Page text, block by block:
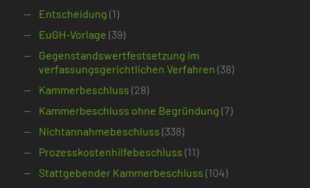
Entscheidung (1)
EuGH-Vorlage (39)
Gegenstandswertfestsetzung im
verfassungsgerichtlichen Verfahren (38)
Kammerbeschluss (28)
Kammerbeschluss ohne Begründung (7)
Nichtannahmebeschluss (338)
Prozesskostenhilfebeschluss (11)
Stattgebender Kammerbeschluss (104)